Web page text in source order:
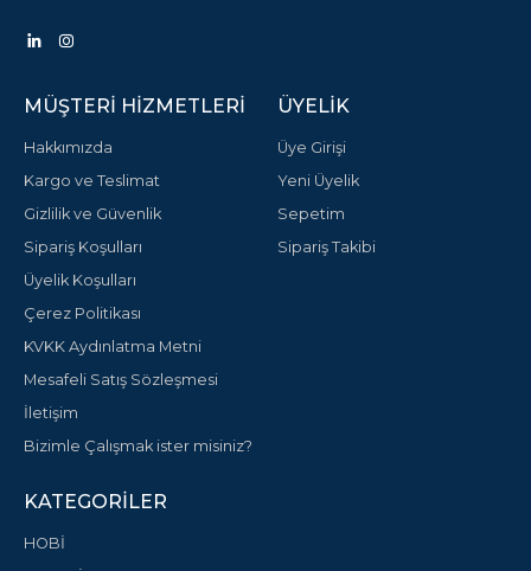
MÜŞTERI HIZMETLERI
Hakkımızda
Kargo ve Teslimat
Gizlilik ve Güvenlik
Sipariş Koşulları
Üyelik Koşulları
Çerez Politikası
KVKK Aydınlatma Metni
Mesafeli Satış Sözleşmesi
İletişim
Bizimle Çalışmak ister misiniz?
ÜYELIK
Üye Girişi
Yeni Üyelik
Sepetim
Sipariş Takibi
KATEGORILER
HOBİ